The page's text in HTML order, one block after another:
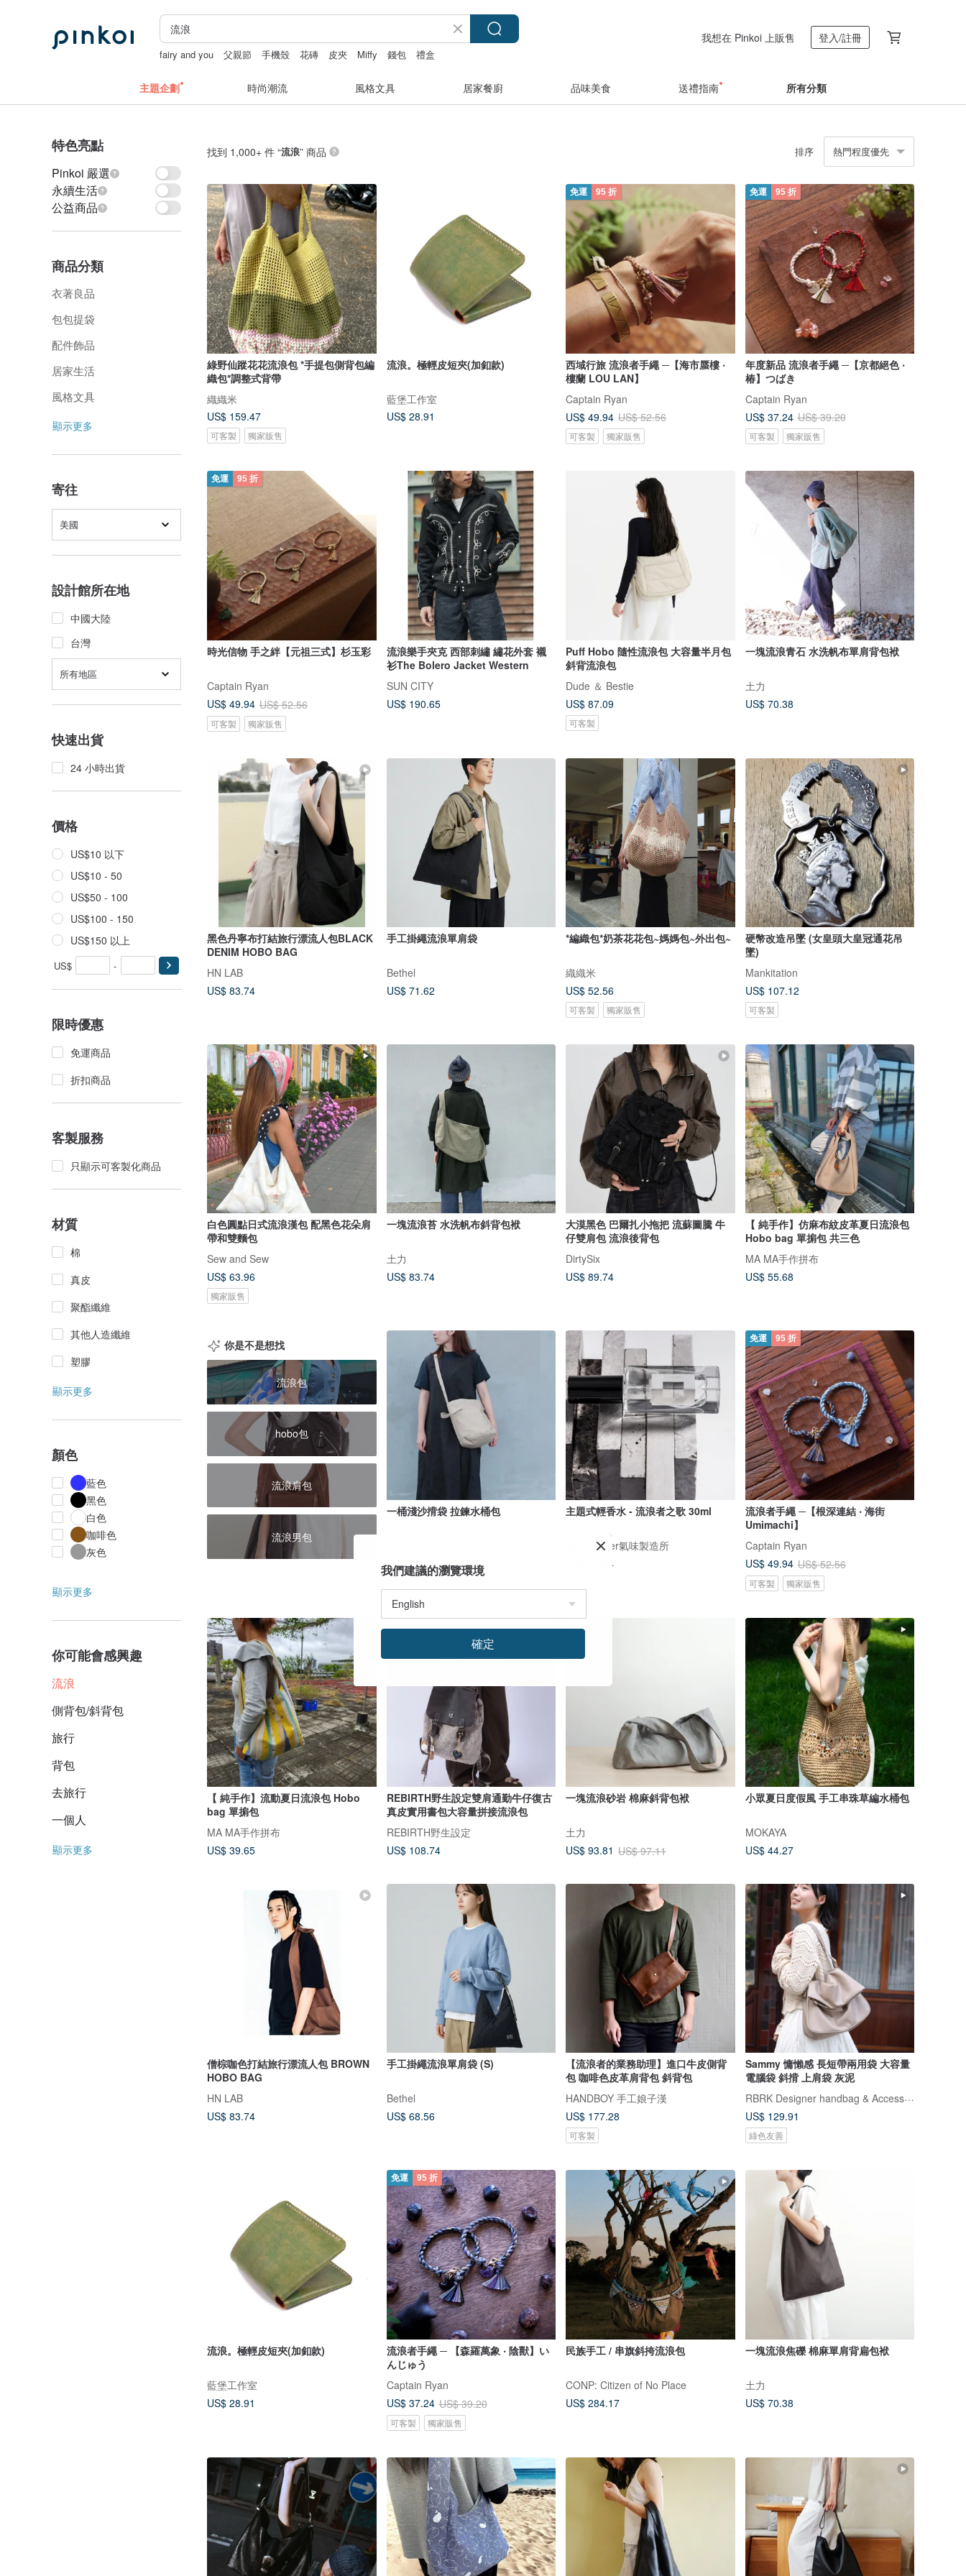
fairy and you 父親節 手機殼 花磚 皮夾 Miffy 錢包 禮盒
我想在 Pinkoi 上販售 登入/註冊
主題企劃 時尚潮流 風格文具 居家餐廚 品味美食 送禮指南 所有分類
特色亮點
Pinkoi 嚴選
永續生活
公益商品
商品分類
衣著良品
包包提袋
配件飾品
居家生活
風格文具
顯示更多
寄往
美國
設計館所在地
中國大陸
台灣
所有地區
快速出貨
24 小時出貨
價格
US$10 以下
US$10 - 50
US$50 - 100
US$100 - 150
US$150 以上
US$ -
限時優惠
免運商品
折扣商品
客製服務
只顯示可客製化商品
材質
棉
真皮
聚酯纖維
其他人造纖維
塑膠
顯示更多
顏色
藍色
黑色
白色
咖啡色
灰色
顯示更多
你可能會感興趣
流浪
側背包/斜背包
旅行
背包
去旅行
一個人
顯示更多
找到 1,000+ 件 “流浪” 商品 排序 熱門程度優先
綠野仙蹤花花流浪包 *手提包側背包編
織包*調整式背帶
織織米
US$ 159.47
可客製 獨家販售
流浪。極輕皮短夾(加釦款)
藍堡工作室
US$ 28.91
免運 95 折
西域行旅 流浪者手繩 ─【海市蜃樓 ‧
樓蘭 LOU LAN】
Captain Ryan
US$ 49.94 US$ 52.56
可客製 獨家販售
免運 95 折
年度新品 流浪者手繩 ─【京都絕色 ‧
椿】つばき
Captain Ryan
US$ 37.24 US$ 39.20
可客製 獨家販售
免運 95 折
時光信物 手之絆【元祖三式】杉玉彩
Captain Ryan
US$ 49.94 US$ 52.56
可客製 獨家販售
流浪樂手夾克 西部刺繡 繡花外套 襯
衫The Bolero Jacket Western
SUN CITY
US$ 190.65
Puff Hobo 隨性流浪包 大容量半月包
斜背流浪包
Dude ＆ Bestie
US$ 87.09
可客製
一塊流浪青石 水洗帆布單肩背包袱
土力
US$ 70.38
黑色丹寧布打結旅行漂流人包BLACK
DENIM HOBO BAG
HN LAB
US$ 83.74
手工掛繩流浪單肩袋
Bethel
US$ 71.62
*編織包*奶茶花花包~媽媽包~外出包~
織織米
US$ 52.56
可客製 獨家販售
硬幣改造吊墜 (女皇頭大皇冠通花吊
墜)
Mankitation
US$ 107.12
可客製
白色圓點日式流浪漢包 配黑色花朵肩
帶和雙麵包
Sew and Sew
US$ 63.96
獨家販售
一塊流浪苔 水洗帆布斜背包袱
土力
US$ 83.74
大漠黑色 巴爾扎小拖把 流蘇圖騰 牛
仔雙肩包 流浪後背包
DirtySix
US$ 89.74
【 純手作】仿麻布紋皮革夏日流浪包
Hobo bag 單掮包 共三色
MA MA手作拼布
US$ 55.68
你是不是想找
流浪包
hobo包
流浪肩包
流浪男包
一桶淺沙揹袋 拉鍊水桶包
US$ 74.84
主題式輕香水 - 流浪者之歌 30ml
odor funder氣味製造所
US$ 74.84
免運 95 折
流浪者手繩 ─【根深連結 ‧ 海街
Umimachi】
Captain Ryan
US$ 49.94 US$ 52.56
可客製 獨家販售
【 純手作】流動夏日流浪包 Hobo
bag 單掮包
MA MA手作拼布
US$ 39.65
REBIRTH野生設定雙肩通勤牛仔復古
真皮實用書包大容量拼接流浪包
REBIRTH野生設定
US$ 108.74
一塊流浪砂岩 棉麻斜背包袱
土力
US$ 93.81 US$ 97.11
小眾夏日度假風 手工串珠草編水桶包
MOKAYA
US$ 44.27
僧棕咖色打結旅行漂流人包 BROWN
HOBO BAG
HN LAB
US$ 83.74
手工掛繩流浪單肩袋 (S)
Bethel
US$ 68.56
【流浪者的業務助理】進口牛皮側背
包 咖啡色皮革肩背包 斜背包
HANDBOY 手工娘子漢
US$ 177.28
可客製
Sammy 慵懶感 長短帶兩用袋 大容量
電腦袋 斜揹 上肩袋 灰泥
RBRK Designer handbag & Accessories
US$ 129.91
綠色友善
流浪。極輕皮短夾(加釦款)
藍堡工作室
US$ 28.91
免運 95 折
流浪者手繩 ─ 【森羅萬象 ‧ 陰獸】い
んじゅう
Captain Ryan
US$ 37.24 US$ 39.20
可客製 獨家販售
民族手工 / 串旗斜挎流浪包
CONP: Citizen of No Place
US$ 284.17
一塊流浪焦礫 棉麻單肩背扁包袱
土力
US$ 70.38
我們建議的瀏覽環境
確定